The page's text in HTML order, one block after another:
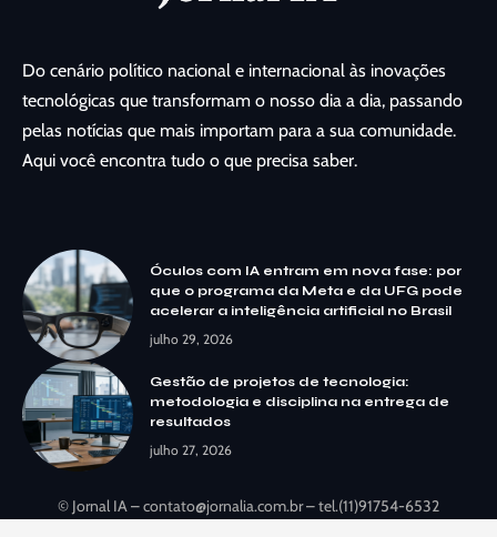
Do cenário político nacional e internacional às inovações
tecnológicas que transformam o nosso dia a dia, passando
pelas notícias que mais importam para a sua comunidade.
Aqui você encontra tudo o que precisa saber.
Óculos com IA entram em nova fase: por
que o programa da Meta e da UFG pode
acelerar a inteligência artificial no Brasil
julho 29, 2026
Gestão de projetos de tecnologia:
metodologia e disciplina na entrega de
resultados
julho 27, 2026
© Jornal IA –contato@jornalia.com.br– tel.(11)91754-6532